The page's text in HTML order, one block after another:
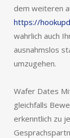
dem weiteren
https://
wahrlich auch
ausnahmslos
umzugehen.
Wafer Dates
gleichfalls
erkenntlich zu